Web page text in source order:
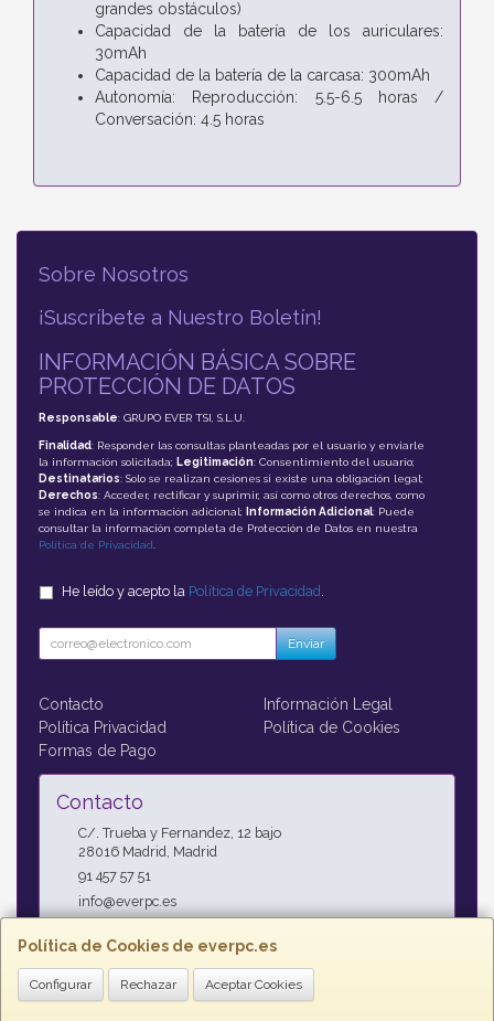
grandes obstáculos)
Capacidad de la batería de los auriculares:
30mAh
Capacidad de la batería de la carcasa: 300mAh
Autonomía: Reproducción: 5.5-6.5 horas /
Conversación: 4.5 horas
Política de Cookies de everpc.es
Configurar Rechazar Aceptar Cookies
Sobre Nosotros
¡Suscríbete a Nuestro Boletín!
INFORMACIÓN BÁSICA SOBRE
PROTECCIÓN DE DATOS
Responsable: GRUPO EVER TSI, S.L.U.
Finalidad: Responder las consultas planteadas por el usuario y enviarle
la información solicitada; Legitimación: Consentimiento del usuario;
Destinatarios: Solo se realizan cesiones si existe una obligación legal;
Derechos: Acceder, rectificar y suprimir, así como otros derechos, como
se indica en la información adicional;
Información Adicional: Puede
consultar la información completa de Protección de Datos en nuestra
Política de Privacidad
He leído y acepto la Política de Privacidad
Enviar
Contacto
Información Legal
Política Privacidad
Política de Cookies
Formas de Pago
Contacto
C/. Trueba y Fernandez, 12 bajo
28016 Madrid Madrid
91 457 57 51
info@everpc.es
Horario
Horario continuo : Lunes a Jueves 09:00h - 19:00h, Viernes